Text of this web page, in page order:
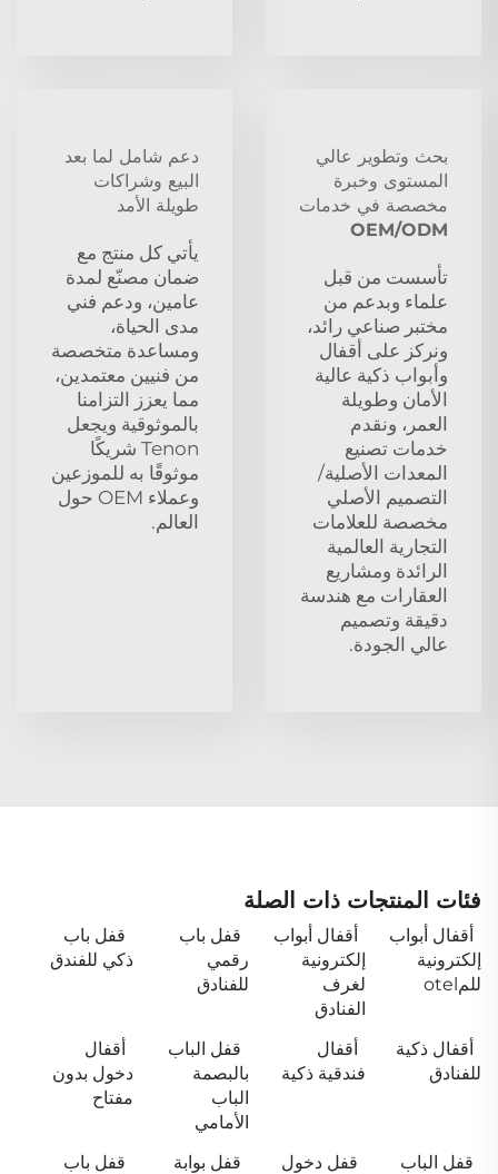
بحث وتطوير عالي
المستوى وخبرة
مخصصة في خدمات
OEM/ODM
تأسست من قبل
علماء وبدعم من
مختبر صناعي رائد،
ونركز على أقفال
وأبواب ذكية عالية
الأمان وطويلة
العمر، ونقدم
خدمات تصنيع
المعدات الأصلية/
التصميم الأصلي
مخصصة للعلامات
التجارية العالمية
الرائدة ومشاريع
العقارات مع هندسة
دقيقة وتصميم
عالي الجودة.
دعم شامل لما بعد
البيع وشراكات
طويلة الأمد
يأتي كل منتج مع
ضمان مصنّع لمدة
عامين، ودعم فني
مدى الحياة،
ومساعدة متخصصة
من فنيين معتمدين،
مما يعزز التزامنا
بالموثوقية ويجعل
Tenon شريكًا
موثوقًا به للموزعين
وعملاء OEM حول
العالم.
فئات المنتجات ذات الصلة
أقفال أبواب
إلكترونية
للمotel
أقفال أبواب
إلكترونية
لغرف
الفنادق
قفل باب
رقمي
للفنادق
قفل باب
ذكي للفندق
أقفال ذكية
للفنادق
أقفال
فندقية ذكية
قفل الباب
بالبصمة
الباب
الأمامي
أقفال
دخول بدون
مفتاح
قفل الباب
قفل دخول
قفل بوابة
قفل باب